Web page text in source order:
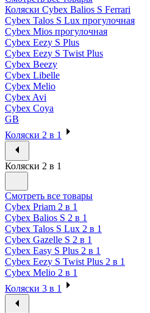
Коляски Cybex Balios S Ferrari
Cybex Talos S Lux прогулочная
Cybex Mios прогулочная
Cybex Eezy S Plus
Cybex Eezy S Twist Plus
Cybex Beezy
Cybex Libelle
Cybex Melio
Cybex Avi
Cybex Coya
GB
Коляски 2 в 1
Коляски 2 в 1
Смотреть все товары
Cybex Priam 2 в 1
Cybex Balios S 2 в 1
Cybex Talos S Lux 2 в 1
Cybex Gazelle S 2 в 1
Cybex Easy S Plus 2 в 1
Cybex Eezy S Twist Plus 2 в 1
Cybex Melio 2 в 1
Коляски 3 в 1